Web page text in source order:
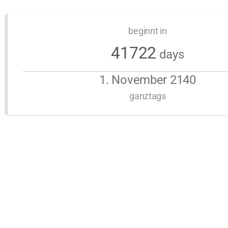
beginnt in
41722 days
1. November 2140
ganztags